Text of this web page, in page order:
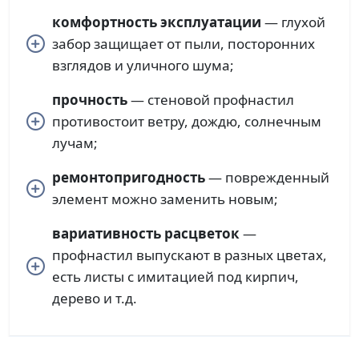
комфортность эксплуатации — глухой
забор защищает от пыли, посторонних
взглядов и уличного шума;
прочность— стеновой профнастил
противостоит ветру, дождю, солнечным
лучам;
ремонтопригодность— поврежденный
элемент можно заменить новым;
вариативность расцветок—
профнастил выпускают в разных цветах,
есть листы с имитацией под кирпич,
дерево и т.д.